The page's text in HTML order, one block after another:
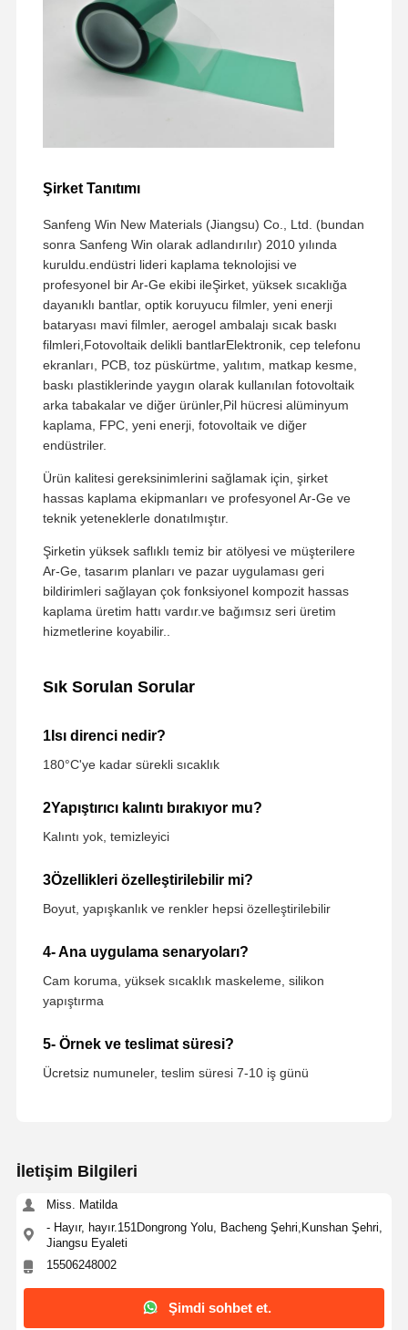
Şirket Tanıtımı
Sanfeng Win New Materials (Jiangsu) Co., Ltd. (bundan
sonra Sanfeng Win olarak adlandırılır) 2010 yılında
kuruldu.endüstri lideri kaplama teknolojisi ve
profesyonel bir Ar-Ge ekibi ileŞirket, yüksek sıcaklığa
dayanıklı bantlar, optik koruyucu filmler, yeni enerji
bataryası mavi filmler, aerogel ambalajı sıcak baskı
filmleri,Fotovoltaik delikli bantlarElektronik, cep telefonu
ekranları, PCB, toz püskürtme, yalıtım, matkap kesme,
baskı plastiklerinde yaygın olarak kullanılan fotovoltaik
arka tabakalar ve diğer ürünler,Pil hücresi alüminyum
kaplama, FPC, yeni enerji, fotovoltaik ve diğer
endüstriler.
Ürün kalitesi gereksinimlerini sağlamak için, şirket
hassas kaplama ekipmanları ve profesyonel Ar-Ge ve
teknik yeteneklerle donatılmıştır.
Şirketin yüksek saflıklı temiz bir atölyesi ve müşterilere
Ar-Ge, tasarım planları ve pazar uygulaması geri
bildirimleri sağlayan çok fonksiyonel kompozit hassas
kaplama üretim hattı vardır.ve bağımsız seri üretim
hizmetlerine koyabilir..
Sık Sorulan Sorular
1Isı direnci nedir?
180°C'ye kadar sürekli sıcaklık
2Yapıştırıcı kalıntı bırakıyor mu?
Kalıntı yok, temizleyici
3Özellikleri özelleştirilebilir mi?
Boyut, yapışkanlık ve renkler hepsi özelleştirilebilir
4- Ana uygulama senaryoları?
Cam koruma, yüksek sıcaklık maskeleme, silikon
yapıştırma
5- Örnek ve teslimat süresi?
Ücretsiz numuneler, teslim süresi 7-10 iş günü
İletişim Bilgileri
Miss. Matilda
- Hayır, hayır.151Dongrong Yolu, Bacheng Şehri,Kunshan Şehri,
Jiangsu Eyaleti
15506248002
Şimdi sohbet et.